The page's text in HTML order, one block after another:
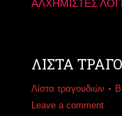
ΑΛΧΗΜΙΣΤΕΣ
ΛΙΣΤΑ
Λίστα τραγουδιών
Leave a comment